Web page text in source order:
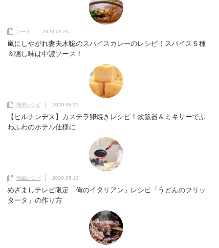
フード 2020.09.26
嵐にしやがれ妻夫木聡のスパイスカレーのレシピ！スパイス５種
＆隠し味は中濃ソース！
簡単レシピ 2020.06.23
【ヒルナンデス】カステラ卵焼きレシピ！炊飯器＆ミキサーでふ
わふわのホテル仕様に
簡単レシピ 2020.05.12
めざましテレビ限定「俺のイタリアン」レシピ「うどんのフリッ
タータ」の作り方